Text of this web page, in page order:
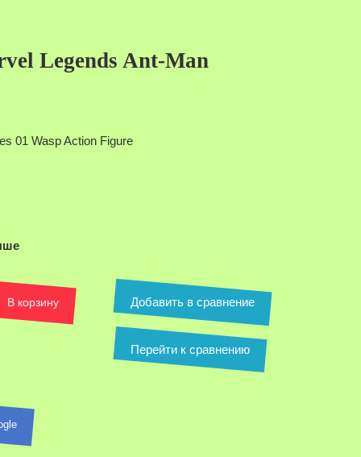
26%
увеличения
Legends Ant-Man
01 Wasp Action Figure
В корзину Добавить в сравнение
Перейти к сравнению